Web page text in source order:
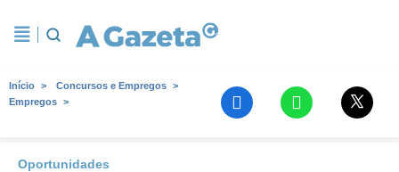
Início
Concursos e Empregos
Empregos
Oportunidades